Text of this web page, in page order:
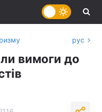
рус
вимоги до